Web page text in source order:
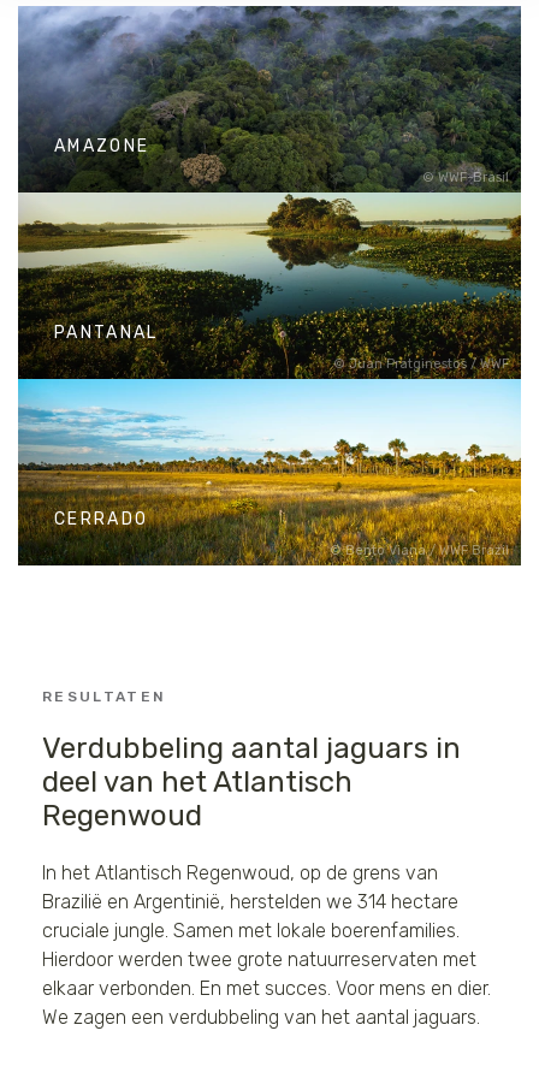
WWF-Brasil
AMAZONE
AMAZONE
Het grootste regenwoud op
aarde.
Juan Pratginestos / WWF
PANTANAL
PANTANAL
Het grootste moerasgebied
wereldwijd.
Bento Viana / WWF Brazil
CERRADO
wereld.
RESULTATEN
Verdubbeling aantal jaguars in
deel van het Atlantisch
Regenwoud
In het Atlantisch Regenwoud, op de grens van
Brazilië en Argentinië, herstelden we 314 hectare
cruciale jungle. Samen met lokale boerenfamilies.
Hierdoor werden twee grote natuurreservaten met
elkaar verbonden. En met succes. Voor mens en dier.
We zagen een verdubbeling van het aantal jaguars.